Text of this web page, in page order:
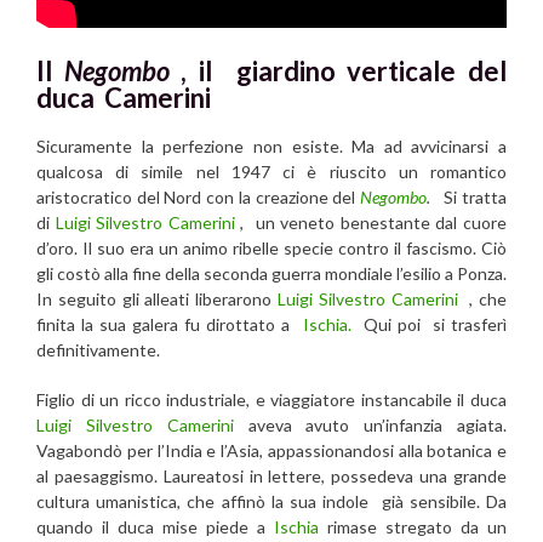
Il Negombo, il giardino verticale del
duca Camerini
Sicuramente la perfezione non esiste. Ma ad avvicinarsi a
qualcosa di simile nel 1947 ci è riuscito un romantico
aristocratico del Nord con la creazione delNegombo.
Si tratta
di Luigi Silvestro Camerini, un veneto benestante dal cuore
d’oro. Il suo era un animo ribelle specie contro il fascismo. Ciò
gli costò alla fine della seconda guerra mondiale l’esilio a Ponza.
In seguito gli alleati liberarono Luigi Silvestro Camerini, che
finita la sua galera fu dirottato a Ischia.Qui poi si trasferì
definitivamente.
Figlio di un ricco industriale, e viaggiatore instancabile il duca
Luigi Silvestro Cameriniaveva avuto un’infanzia agiata.
Vagabondò per l’India e l’Asia, appassionandosi alla botanica e
al paesaggismo. Laureatosi in lettere, possedeva una grande
cultura umanistica, che affinò la sua indole già sensibile. Da
quando il duca mise piede a Ischia rimase stregato da un